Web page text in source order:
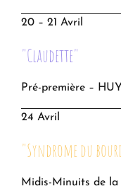
20 – 21 Avril
"Claudette"
Pré-première – HUY
24 Avril
"Syndrome du
Midis-Minuits de la